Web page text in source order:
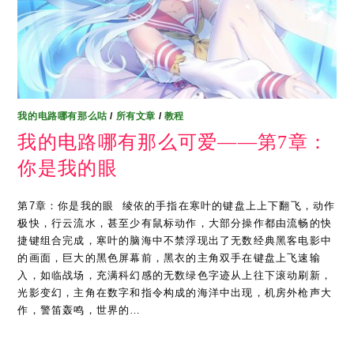
我的电路哪有那么咕 / 所有文章 / 教程
我的电路哪有那么可爱——第7章：
你是我的眼
第7章：你是我的眼 ​ 绫依的手指在寒叶的键盘上上下翻飞，动作
极快，行云流水，甚至少有鼠标动作，大部分操作都由流畅的快
捷键组合完成，寒叶的脑海中不禁浮现出了无数经典黑客电影中
的画面，巨大的黑色屏幕前，黑衣的主角双手在键盘上飞速输
入，如临战场，充满科幻感的无数绿色字迹从上往下滚动刷新，
光影变幻，主角在数字和指令构成的海洋中出现，机房外枪声大
作，警笛轰鸣，世界的…